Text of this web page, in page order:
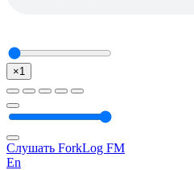
×1
Слушать ForkLog FM
En